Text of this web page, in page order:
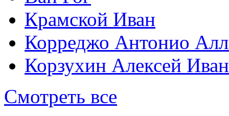
Крамской Иван
Корреджо Антонио
Корзухин Алексей
Смотреть все